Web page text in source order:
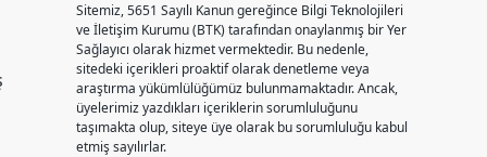
Sitemiz, 5651 Sayılı Kanun gereğince Bilgi Teknolojileri
ve İletişim Kurumu (BTK) tarafından onaylanmış bir Yer
Sağlayıcı olarak hizmet vermektedir. Bu nedenle,
sitedeki içerikleri proaktif olarak denetleme veya
araştırma yükümlülüğümüz bulunmamaktadır. Ancak,
üyelerimiz yazdıkları içeriklerin sorumluluğunu
taşımakta olup, siteye üye olarak bu sorumluluğu kabul
etmiş sayılırlar.